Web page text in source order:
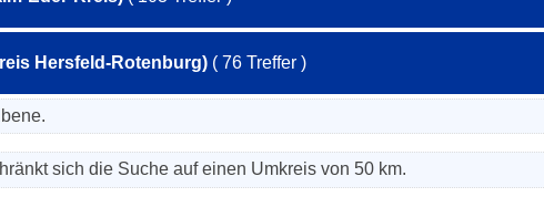
Hersfeld-Rotenburg) ( 76 Treffer )
sich die Suche auf einen Umkreis von 50 km.